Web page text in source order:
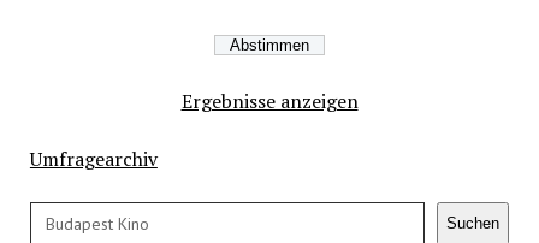
Ergebnisse anzeigen
Umfragearchiv
Suchen Suchen